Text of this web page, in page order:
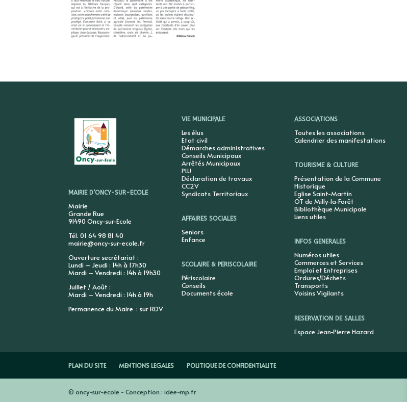
MAIRIE D’ONCY-SUR-ECOLE
Mairie
Grande Rue
91490 Oncy-sur-Ecole
Tél. 01 64 98 81 40
mairie@oncy-sur-ecole.fr
Ouverture secrétariat :
Lundi – Jeudi : 14h à 17h30
Mardi – Vendredi : 14h à 19h30
Juillet / Août :
Mardi – Vendredi : 14h à 19h
Permanence du Maire : sur RDV
VIE MUNICIPALE
Les élus
Etat civil
Démarches administratives
Conseils Municipaux
Arrêtés Municipaux
PLU
Déclaration de travaux
CC2V
Syndicats Territoriaux
AFFAIRES SOCIALES
Seniors
Enfance
SCOLAIRE & PERISCOLAIRE
Périscolaire
Conseils
Documents école
ASSOCIATIONS
Toutes les associations
Calendrier des manifestations
TOURISME & CULTURE
Présentation de la Commune
Historique
Eglise Saint-Martin
OT de Milly-la-Forêt
Bibliothèque Municipale
Liens utiles
INFOS GENERALES
Numéros utiles
Commerces et Services
Emploi et Entreprises
Ordures/Déchets
Transports
Voisins Vigilants
RESERVATION DE SALLES
Espace Jean-Pierre Hazard
PLAN DU SITE MENTIONS LEGALES POLITIQUE DE CONFIDENTIALITE
© oncy-sur-ecole - Conception : idee-mp.fr